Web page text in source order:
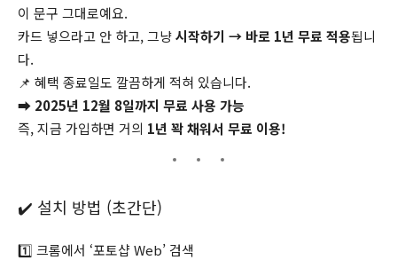
이 문구 그대로예요.
카드 넣으라고 안 하고, 그냥시작하기 → 바로 1년 무료 적용됩니
다.
📌 혜택 종료일도 깔끔하게 적혀 있습니다.
➡ 2025년 12월 8일까지 무료 사용 가능
즉, 지금 가입하면 거의 1년 꽉 채워서 무료 이용!
✔️ 설치 방법 (초간단)
1️⃣ 크롬에서 ‘포토샵 Web’ 검색